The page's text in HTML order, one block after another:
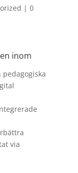
| 0
inom
via